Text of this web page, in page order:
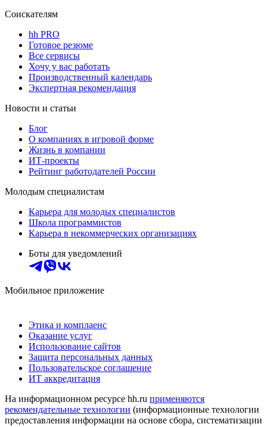
Соискателям
hh PRO
Готовое резюме
Все сервисы
Хочу у вас работать
Производственный календарь
Экспертная рекомендация
Новости и статьи
Блог
О компаниях в игровой форме
Жизнь в компании
ИТ-проекты
Рейтинг работодателей России
Молодым специалистам
Карьера для молодых специалистов
Школа программистов
Карьера в некоммерческих организациях
Боты для уведомлений
Мобильное приложение
Этика и комплаенс
Оказание услуг
Использование сайтов
Защита персональных данных
Пользовательское соглашение
ИТ аккредитация
На информационном ресурсе hh.ru применяются
рекомендательные технологии (информационные технологии
предоставления информации на основе сбора, систематизации